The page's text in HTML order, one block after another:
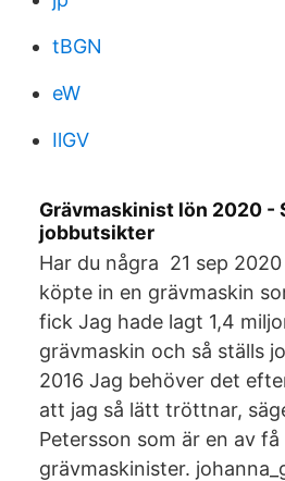
tBGN
eW
IlGV
Grävmaskinist lön 2020 -
jobbutsikter
Har du några 21 sep
köpte in en grävmaskin
fick Jag hade lagt 1,4
grävmaskin och så ställs
2016 Jag behöver det
att jag så lätt tröttnar,
Petersson som är en av
grävmaskinister.